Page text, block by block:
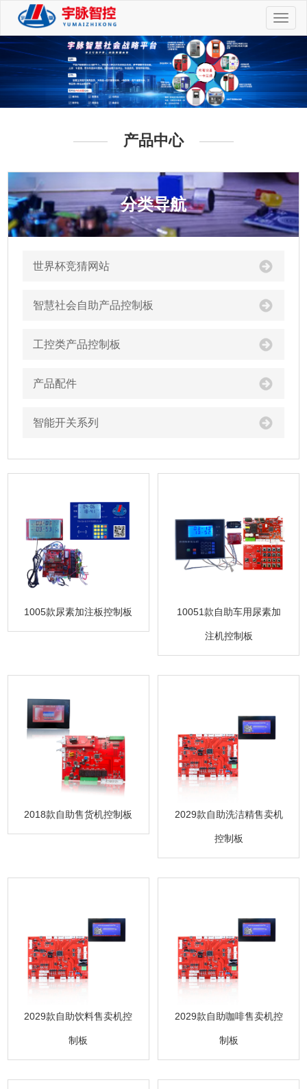
切
换
航
产品中心
分类导航
世界杯竞猜网站
智慧社会自助产品控制板
工控类产品控制板
产品配件
智能开关系列
1005款尿素加注板控制板 10051款自助车用尿素加
注机控制板
2018款自助售货机控制板 2029款自助洗洁精售卖机
控制板
2029款自助饮料售卖机控
制板
2029款自助咖啡售卖机控
制板